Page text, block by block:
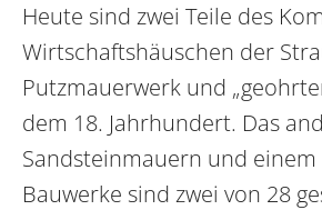
Heute sind zwei Teile des
Wirtschaftshäuschen der
Putzmauerwerk und
dem 18. Jahrhundert. Das
Sandsteinmauern und
Bauwerke sind zwei von 28